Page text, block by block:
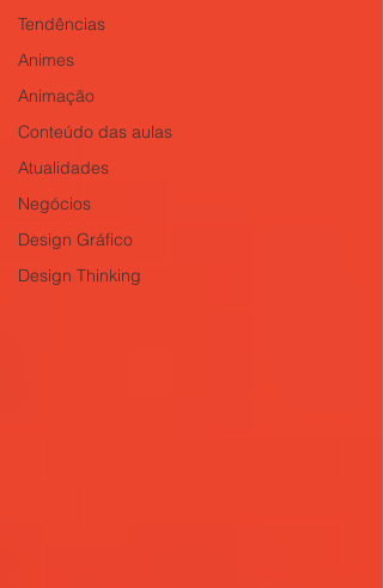
Tendências
Animes
Animação
Conteúdo das aulas
Atualidades
Negócios
Design Gráfico
Design Thinking